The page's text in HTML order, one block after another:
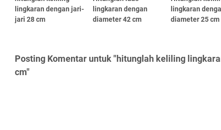
lingkaran dengan jari-
jari 28 cm
lingkaran dengan
diameter 42 cm
lingkaran
diameter 25 cm
Posting Komentar untuk "hitunglah keliling
cm"